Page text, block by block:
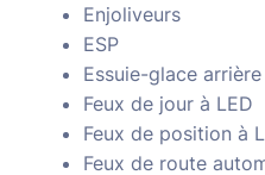
Enjoliveurs
ESP
Essuie-glace arrière
Feux de jour à LED
Feux de position à
Feux de route